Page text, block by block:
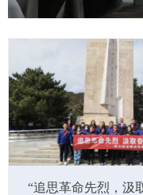
“追思革命先烈，汲